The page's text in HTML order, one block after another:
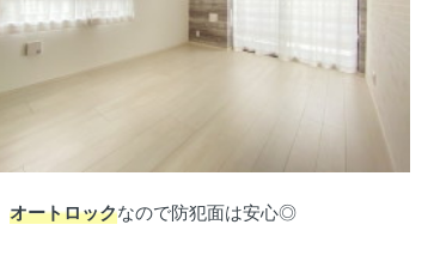
オートロックなので防犯面は安心◎